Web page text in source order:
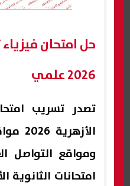
حل امتحان
2026 علمي
تصدر تسريب
ومواقع التواصل